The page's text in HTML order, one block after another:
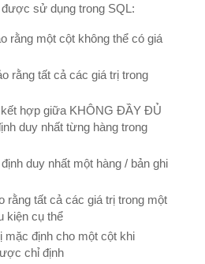
sử dụng trong SQL:
rằng một cột không thể có giá
rằng tất cả các giá trị trong
hợp giữa KHÔNG ĐẦY ĐỦ
duy nhất từng hàng trong
duy nhất một hàng / bản ghi
rằng tất cả các giá trị trong một
kiện cụ thể
định cho một cột khi
chỉ định